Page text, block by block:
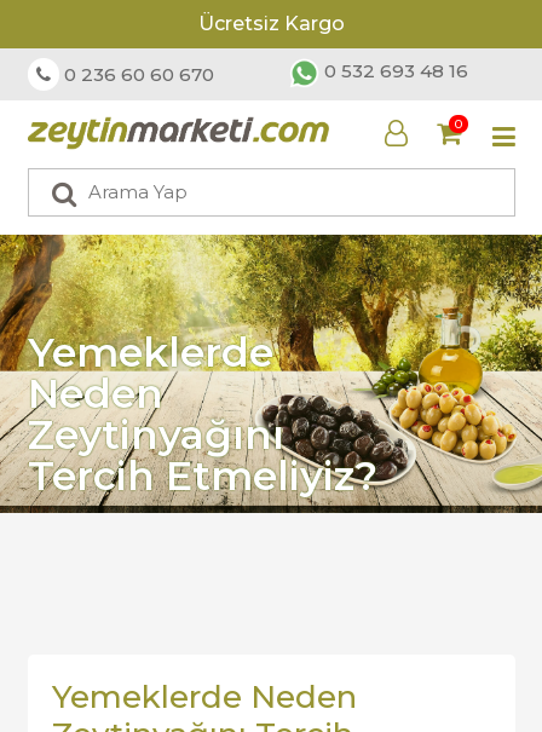
Ücretsiz Kargo
0 236 60 60 670 0 532 693 48 16
0
Yemeklerde
Neden
Zeytinyağını
Tercih Etmeliyiz?
Yemeklerde Neden